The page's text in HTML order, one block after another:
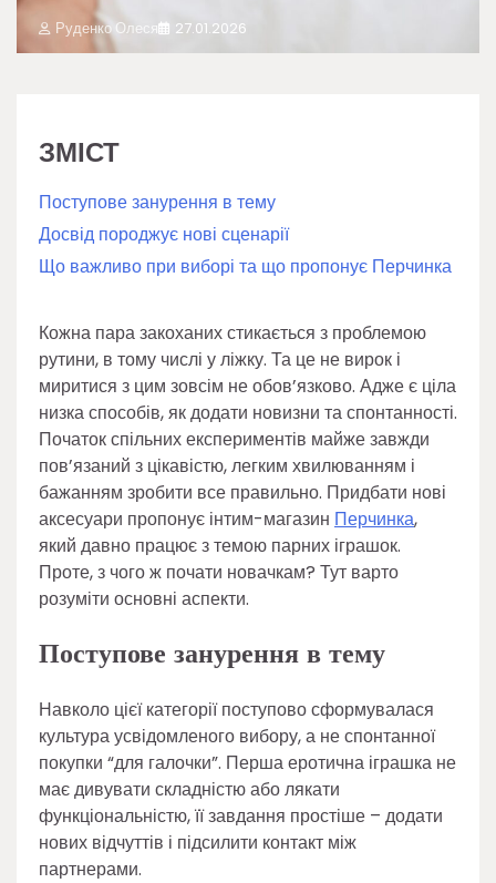
Руденко Олеся 27.01.2026
ЗМІСТ
Поступове занурення в тему
Досвід породжує нові сценарії
Що важливо при виборі та що пропонує Перчинка
Кожна пара закоханих стикається з проблемою
рутини, в тому числі у ліжку. Та це не вирок і
миритися з цим зовсім не обов’язково. Адже є ціла
низка способів, як додати новизни та спонтанності.
Початок спільних експериментів майже завжди
пов’язаний з цікавістю, легким хвилюванням і
бажанням зробити все правильно. Придбати нові
аксесуари пропонує інтим-магазин Перчинка,
який давно працює з темою парних іграшок.
Проте, з чого ж почати новачкам? Тут варто
розуміти основні аспекти.
Поступове занурення в тему
Навколо цієї категорії поступово сформувалася
культура усвідомленого вибору, а не спонтанної
покупки “для галочки”. Перша еротична іграшка не
має дивувати складністю або лякати
функціональністю, її завдання простіше – додати
нових відчуттів і підсилити контакт між
партнерами.